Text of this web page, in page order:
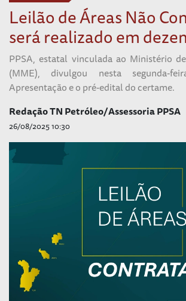
Leilão de Áreas Não
será realizado em
PPSA, estatal vinculada ao Ministério
(MME), divulgou nesta segunda-
Apresentação e o pré-edital do certame.
Redação TN Petróleo/Assessoria PPSA
26/08/2025 10:30